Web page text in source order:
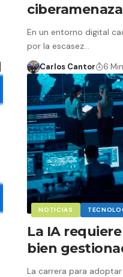
En un entorno digital
por la escasez…
Carlos Cantor 6
NOTICIAS
La IA
bien
La carrera para